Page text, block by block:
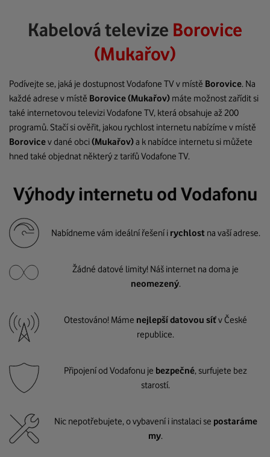
Kabelová televize Borovice
(Mukařov)
Podívejte se, jaká je dostupnost Vodafone TV v místě Borovice. Na
každé adrese v místě Borovice(Mukařov) máte možnost zařídit si
také internetovou televizi Vodafone TV, která obsahuje až 200
programů. Stačí si ověřit, jakou rychlost internetu nabízíme v místě
Borovicev dané obci(Mukařov)a k nabídce internetu si můžete
hned také objednat některý z tarifů Vodafone TV.
Výhody internetu od Vodafonu
Nabídneme vám ideální řešení i rychlost na vaší adrese.
Žádné datové limity! Náš internet na doma je
neomezený.
Otestováno! Máme nejlepší datovou síťv České
republice.
Připojení od Vodafonu je bezpečné, surfujete bez
starostí.
Nic nepotřebujete, o vybavení i instalaci se postaráme
my.